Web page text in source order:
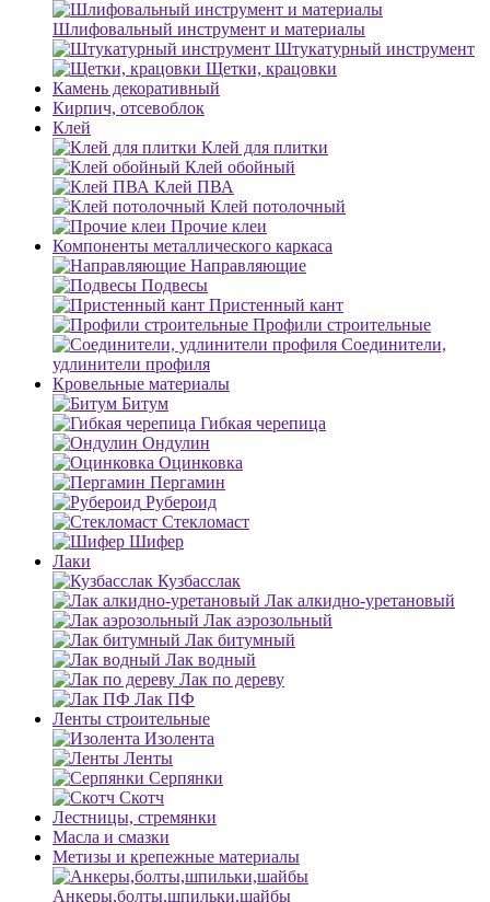
Шлифовальный инструмент и материалы
Штукатурный инструмент
Щетки, крацовки
Камень декоративный
Кирпич, отсевоблок
Клей
Клей для плитки
Клей обойный
Клей ПВА
Клей потолочный
Прочие клеи
Компоненты металлического каркаса
Направляющие
Подвесы
Пристенный кант
Профили строительные
Соединители,
удлинители профиля
Кровельные материалы
Битум
Гибкая черепица
Ондулин
Оцинковка
Пергамин
Рубероид
Стекломаст
Шифер
Лаки
Кузбасслак
Лак алкидно-уретановый
Лак аэрозольный
Лак битумный
Лак водный
Лак по дереву
Лак ПФ
Ленты строительные
Изолента
Ленты
Серпянки
Скотч
Лестницы, стремянки
Масла и смазки
Метизы и крепежные материалы
Анкеры,болты,шпильки,шайбы